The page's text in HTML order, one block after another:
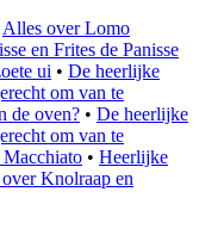
Alles over Lomo
en Frites de Panisse
ui • De heerlijke
om van te
de oven? • De heerlijke
om van te
• Heerlijke
Knolraap en